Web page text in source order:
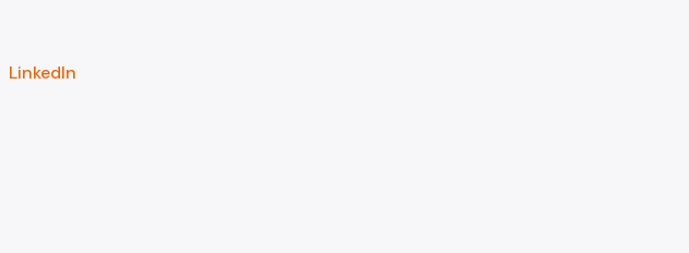
LinkedIn